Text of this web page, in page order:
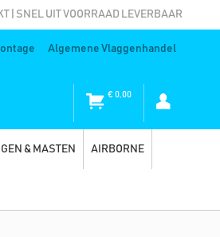
| SNEL UIT VOORRAAD LEVERBAAR
Algemene Vlaggenhandel
€0,00
& MASTEN AIRBORNE